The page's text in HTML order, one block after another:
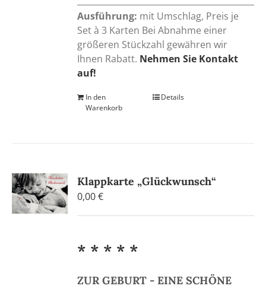
Ausführung: mit Umschlag, Preis je
Set à 3 Karten Bei Abnahme einer
größeren Stückzahl gewähren wir
Ihnen Rabatt. Nehmen Sie Kontakt
auf!
In den
Warenkorb
Details
Klappkarte „Glückwunsch“
0,00€
* * * * *
ZUR GEBURT - EINE SCHÖNE